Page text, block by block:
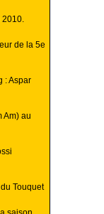
2010.
de la 5e
: Aspar
Am) au
Touquet